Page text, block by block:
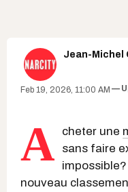
Jean-Michel
Feb 19, 2026, 11:00 AM
A cheter une
sans faire
nouveau